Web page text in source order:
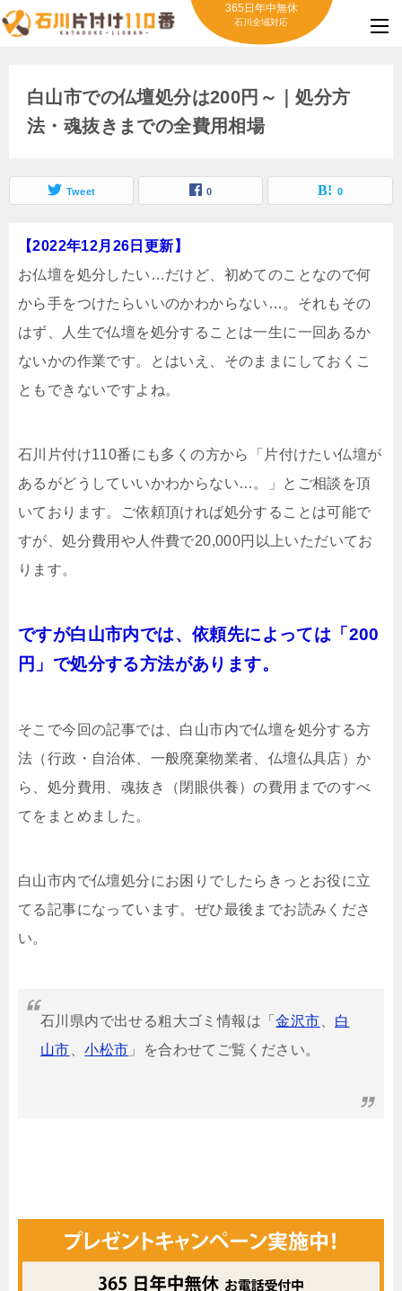
365日年中無休
石川全域対応
白山市での仏壇処分は200円～｜処分方
法・魂抜きまでの全費用相場
Tweet 0 0
【2022年12月26日更新】
お仏壇を処分したい…だけど、初めてのことなので何
から手をつけたらいいのかわからない…。それもその
はず、人生で仏壇を処分することは一生に一回あるか
ないかの作業です。とはいえ、そのままにしておくこ
ともできないですよね。
石川片付け110番にも多くの方から「片付けたい仏壇が
あるがどうしていいかわからない…。」とご相談を頂
いております。ご依頼頂ければ処分することは可能で
すが、処分費用や人件費で20,000円以上いただいてお
ります。
ですが白山市内では、依頼先によっては「200
円」で処分する方法があります。
そこで今回の記事では、白山市内で仏壇を処分する方
法（行政・自治体、一般廃棄物業者、仏壇仏具店）か
ら、処分費用、魂抜き（閉眼供養）の費用までのすべ
てをまとめました。
白山市内で仏壇処分にお困りでしたらきっとお役に立
てる記事になっています。ぜひ最後までお読みくださ
い。
石川県内で出せる粗大ゴミ情報は「金沢市
白
山市 、小松市 」を合わせてご覧ください。